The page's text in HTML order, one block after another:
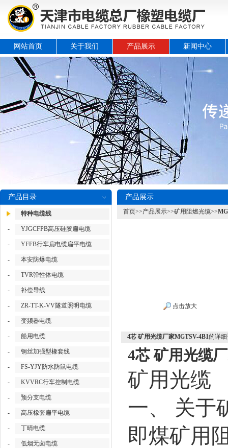
网站首页 关于我们 产品展示 新闻中心
产品目录
特种电缆线
- YJGCFPB高压硅胶扁电缆
- YFFB行车扁电缆扁平电缆
- 本安防爆电缆
- TVR弹性体电缆
- 补偿导线
- ZR-TT-K-VV隧道照明电缆
- 变频器电缆
- 船用电缆
- 钢丝加强型橡套线
- FS-YJY防水防鼠电缆
- KVVRC行车控制电缆
- 预分支电缆
- 高压橡套扁平电缆
- 丁晴电缆
- 低烟无卤电缆
产品展示
首页>>产品展示>>矿用阻燃光缆>>
点击放大
4芯 矿用光缆厂家MGTSV-4B1的详
4芯 矿用光缆
矿用光缆
一、
关于
即煤矿用